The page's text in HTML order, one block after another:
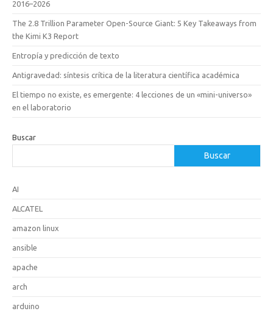
2016–2026
The 2.8 Trillion Parameter Open-Source Giant: 5 Key Takeaways from
the Kimi K3 Report
Entropía y predicción de texto
Antigravedad: síntesis crítica de la literatura científica académica
El tiempo no existe, es emergente: 4 lecciones de un «mini-universo»
en el laboratorio
Buscar
Buscar
AI
ALCATEL
amazon linux
ansible
apache
arch
arduino